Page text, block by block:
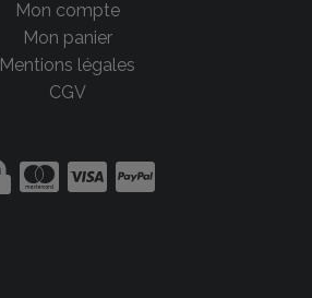
Mon compte
Mon panier
Mentions légales
CGV